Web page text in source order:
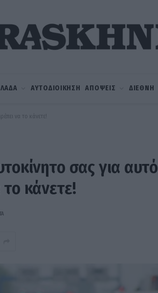
ΑΥΤΟΔΙΟΙΚΗΣΗ ΑΠΟΨΕΙΣ ΔΙΕΘΝΗ
να το κάνετε!
σας για αυτό
κάνετε!